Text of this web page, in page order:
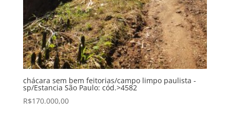
chácara sem bem feitorias/campo limpo paulista -
sp/Estancia São Paulo: cód.>4582
R$170.000,00